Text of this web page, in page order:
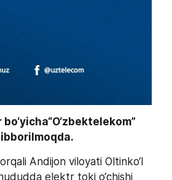
Andijon viloyati Oltinko‘l
elektr toki o‘chishi